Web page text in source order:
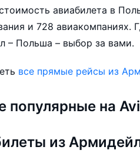
авиабилета в
и 728 авиакомпаниях.
– Польша – выбор за вами.
все прямые рейсы из
популярные на
из